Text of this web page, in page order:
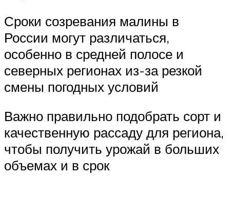
Сроки созревания малины в
России могут различаться,
особенно в средней полосе и
северных регионах из-за резкой
смены погодных условий
Важно правильно подобрать сорт и
качественную рассаду для региона,
чтобы получить урожай в больших
объемах и в срок